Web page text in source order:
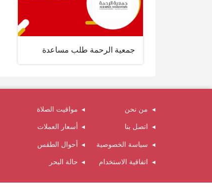
جمعية الرحمة طلب مساعدة
من نحن
اتصل بنا
سياسة الخصوصية
اتفاقية الاستخدام
مواقيت الصلاة
أسعار العملات
أحوال الطقس
حالة البحر